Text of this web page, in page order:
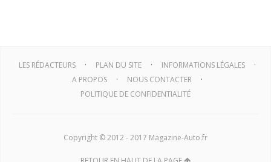
LES RÉDACTEURS PLAN DU SITE
INFORMATIONS LÉGALES
A PROPOS
NOUS CONTACTER
POLITIQUE DE CONFIDENTIALITÉ
Copyright © 2012 - 2017 Magazine-Auto.fr